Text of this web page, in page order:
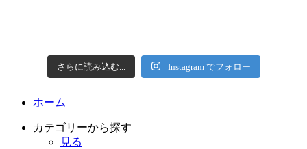
さらに読み込む... Instagram でフォロー
ホーム
カテゴリーから探す
見る